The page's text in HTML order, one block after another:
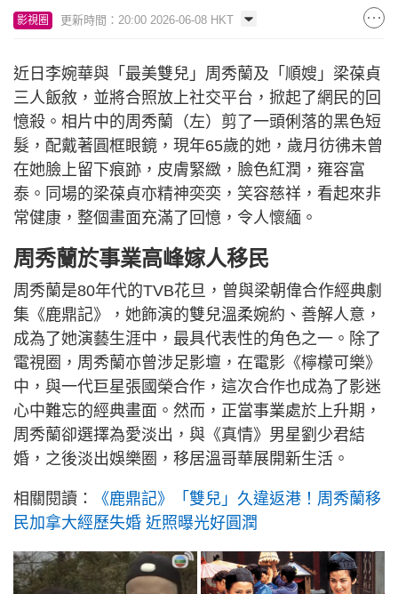
影視圈 更新時間：20:00 2026-06-08 HKT
近日李婉華與「最美雙兒」周秀蘭及「順嫂」梁葆貞
三人飯敘，並將合照放上社交平台，掀起了網民的回
憶殺。相片中的周秀蘭（左）剪了一頭俐落的黑色短
髮，配戴著圓框眼鏡，現年65歲的她，歲月彷彿未曾
在她臉上留下痕跡，皮膚緊緻，臉色紅潤，雍容富
泰。同場的梁葆貞亦精神奕奕，笑容慈祥，看起來非
常健康，整個畫面充滿了回憶，令人懷緬。
周秀蘭於事業高峰嫁人移民
周秀蘭是80年代的TVB花旦，曾與梁朝偉合作經典劇
集《鹿鼎記》，她飾演的雙兒溫柔婉約、善解人意，
成為了她演藝生涯中，最具代表性的角色之一。除了
電視圈，周秀蘭亦曾涉足影壇，在電影《檸檬可樂》
中，與一代巨星張國榮合作，這次合作也成為了影迷
心中難忘的經典畫面。然而，正當事業處於上升期，
周秀蘭卻選擇為愛淡出，與《真情》男星劉少君結
婚，之後淡出娛樂圈，移居溫哥華展開新生活。
相關閱讀：
《鹿鼎記》「雙兒」久違返港！周秀蘭移
民加拿大經歷失婚 近照曝光好圓潤